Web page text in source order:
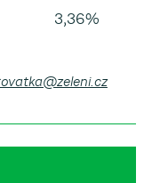
3,36%